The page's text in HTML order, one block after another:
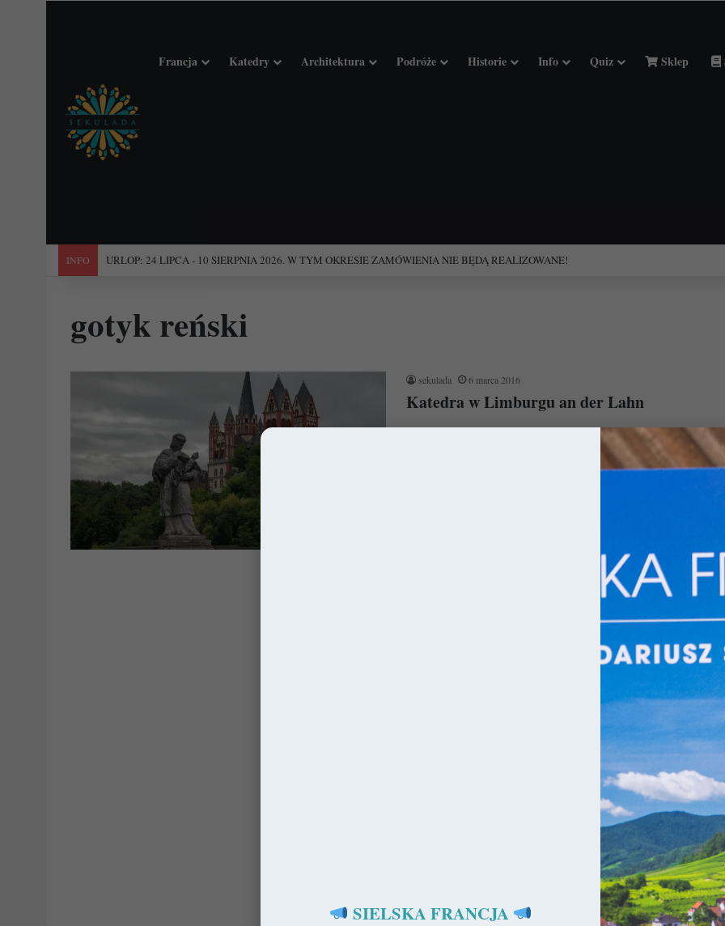
Francja Katedry Architektura Podróże Historie Info Quiz Sklep
INFO "Święta Francja". Przewodnik po 101 średniowiecznych kościołach Francji.
gotyk reński
sekulada 6 marca 2016
Katedra w Limburgu an der Lahn
Katedra w Limburgu an der Lahn bez wątpienia stanowi
niesamowity przykład okresu przejściowego architektury
romanizmu i gotyku. Jej ozdobiona siedmioma…
SIELSKA FRANCJA